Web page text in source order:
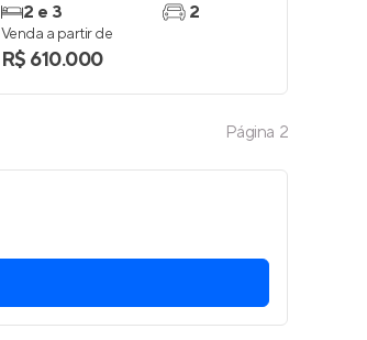
Página 2
2 e 3
2
Venda a partir de
R$ 610.000